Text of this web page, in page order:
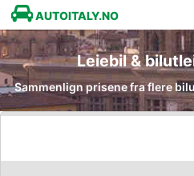
AUTOITALY.NO
Leiebil &
Sammenlign prisene fra flere